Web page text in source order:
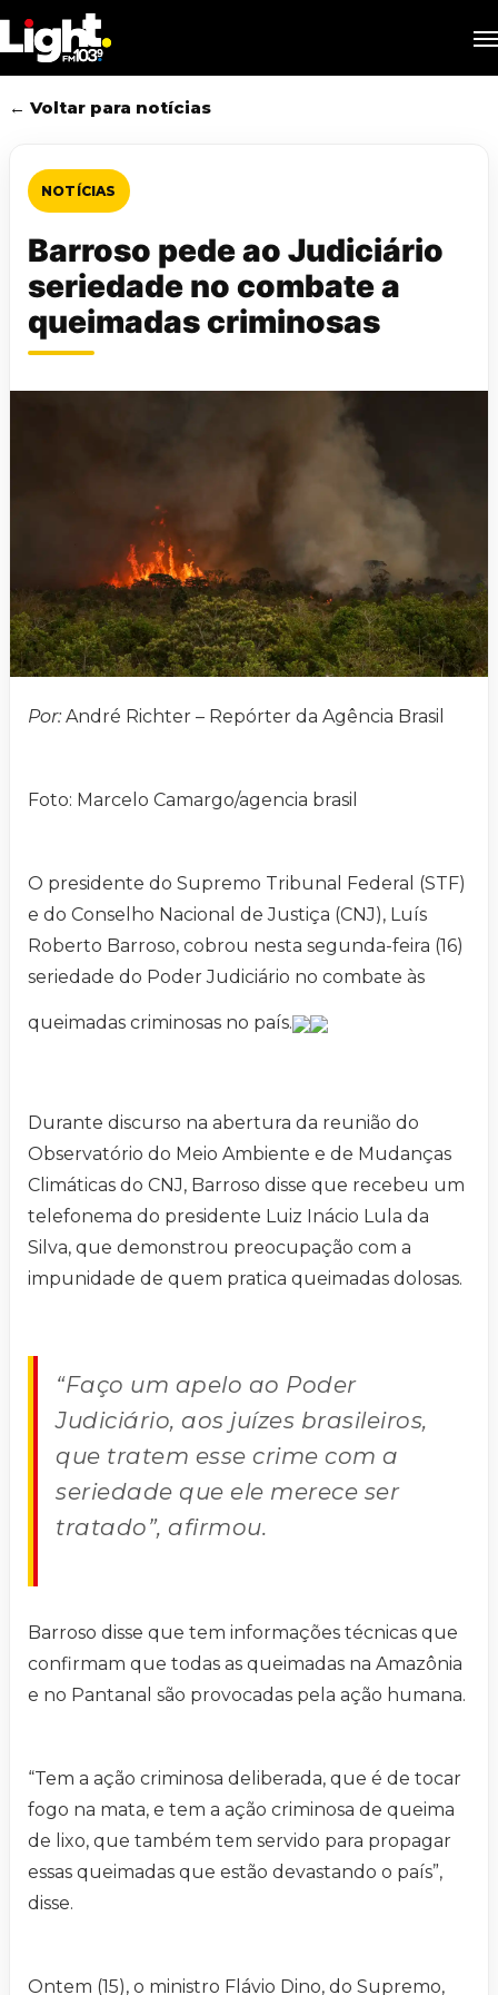
to
main
content
← Voltar para notícias
NOTÍCIAS
Barroso pede ao Judiciário
seriedade no combate a
queimadas criminosas
Por: André Richter – Repórter da Agência Brasil
Foto: Marcelo Camargo/agencia brasil
O presidente do Supremo Tribunal Federal (STF)
e do Conselho Nacional de Justiça (CNJ), Luís
Roberto Barroso, cobrou nesta segunda-feira (16)
seriedade do Poder Judiciário no combate às
queimadas criminosas no país.
Durante discurso na abertura da reunião do
Observatório do Meio Ambiente e de Mudanças
Climáticas do CNJ, Barroso disse que recebeu um
telefonema do presidente Luiz Inácio Lula da
Silva, que demonstrou preocupação com a
impunidade de quem pratica queimadas dolosas.
“Faço um apelo ao Poder
Judiciário, aos juízes brasileiros,
que tratem esse crime com a
seriedade que ele merece ser
tratado”, afirmou.
Barroso disse que tem informações técnicas que
confirmam que todas as queimadas na Amazônia
e no Pantanal são provocadas pela ação humana.
“Tem a ação criminosa deliberada, que é de tocar
fogo na mata, e tem a ação criminosa de queima
de lixo, que também tem servido para propagar
essas queimadas que estão devastando o país”,
disse.
Ontem (15), o ministro Flávio Dino, do Supremo,